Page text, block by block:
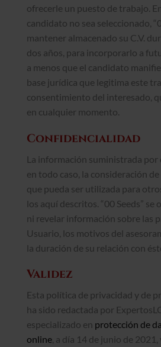
ofrecerle un puesto de trabajo.
candidato no sea seleccionado,
mantener almacenado su C.V.
dos años, para incorporarlo a
a menos que el candidato
base jurídica que legitima este
consentimiento del interesado,
en cualquier momento.
Confidencialidad
La información suministrada por
en todo caso, la consideración
que pueda ser utilizada para
los aquí descritos. “00 Seeds”
ni revelar información sobre las
Usuario, los motivos del
la duración de su relación con
Validez
Esta política de privacidad y de
ha sido redactada por
especializado en protección de
online , a día 14 de junio de